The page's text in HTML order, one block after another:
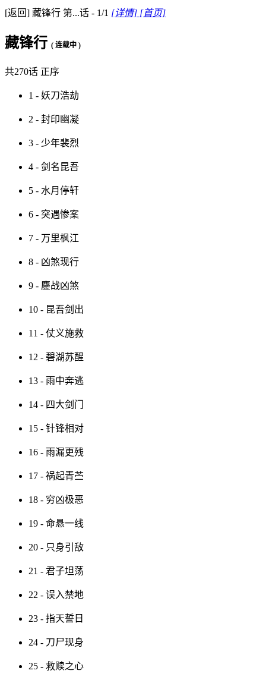
[返回] 藏锋行 第...话 - 1/1 [详情] [首页]
藏锋行 ( 连载中 )
共270话 正序
1 - 妖刀浩劫
2 - 封印幽凝
3 - 少年裴烈
4 - 剑名昆吾
5 - 水月停轩
6 - 突遇惨案
7 - 万里枫江
8 - 凶煞现行
9 - 鏖战凶煞
10 - 昆吾剑出
11 - 仗义施救
12 - 碧湖苏醒
13 - 雨中奔逃
14 - 四大剑门
15 - 针锋相对
16 - 雨漏更残
17 - 祸起青苎
18 - 穷凶极恶
19 - 命悬一线
20 - 只身引敌
21 - 君子坦荡
22 - 误入禁地
23 - 指天誓日
24 - 刀尸现身
25 - 救赎之心